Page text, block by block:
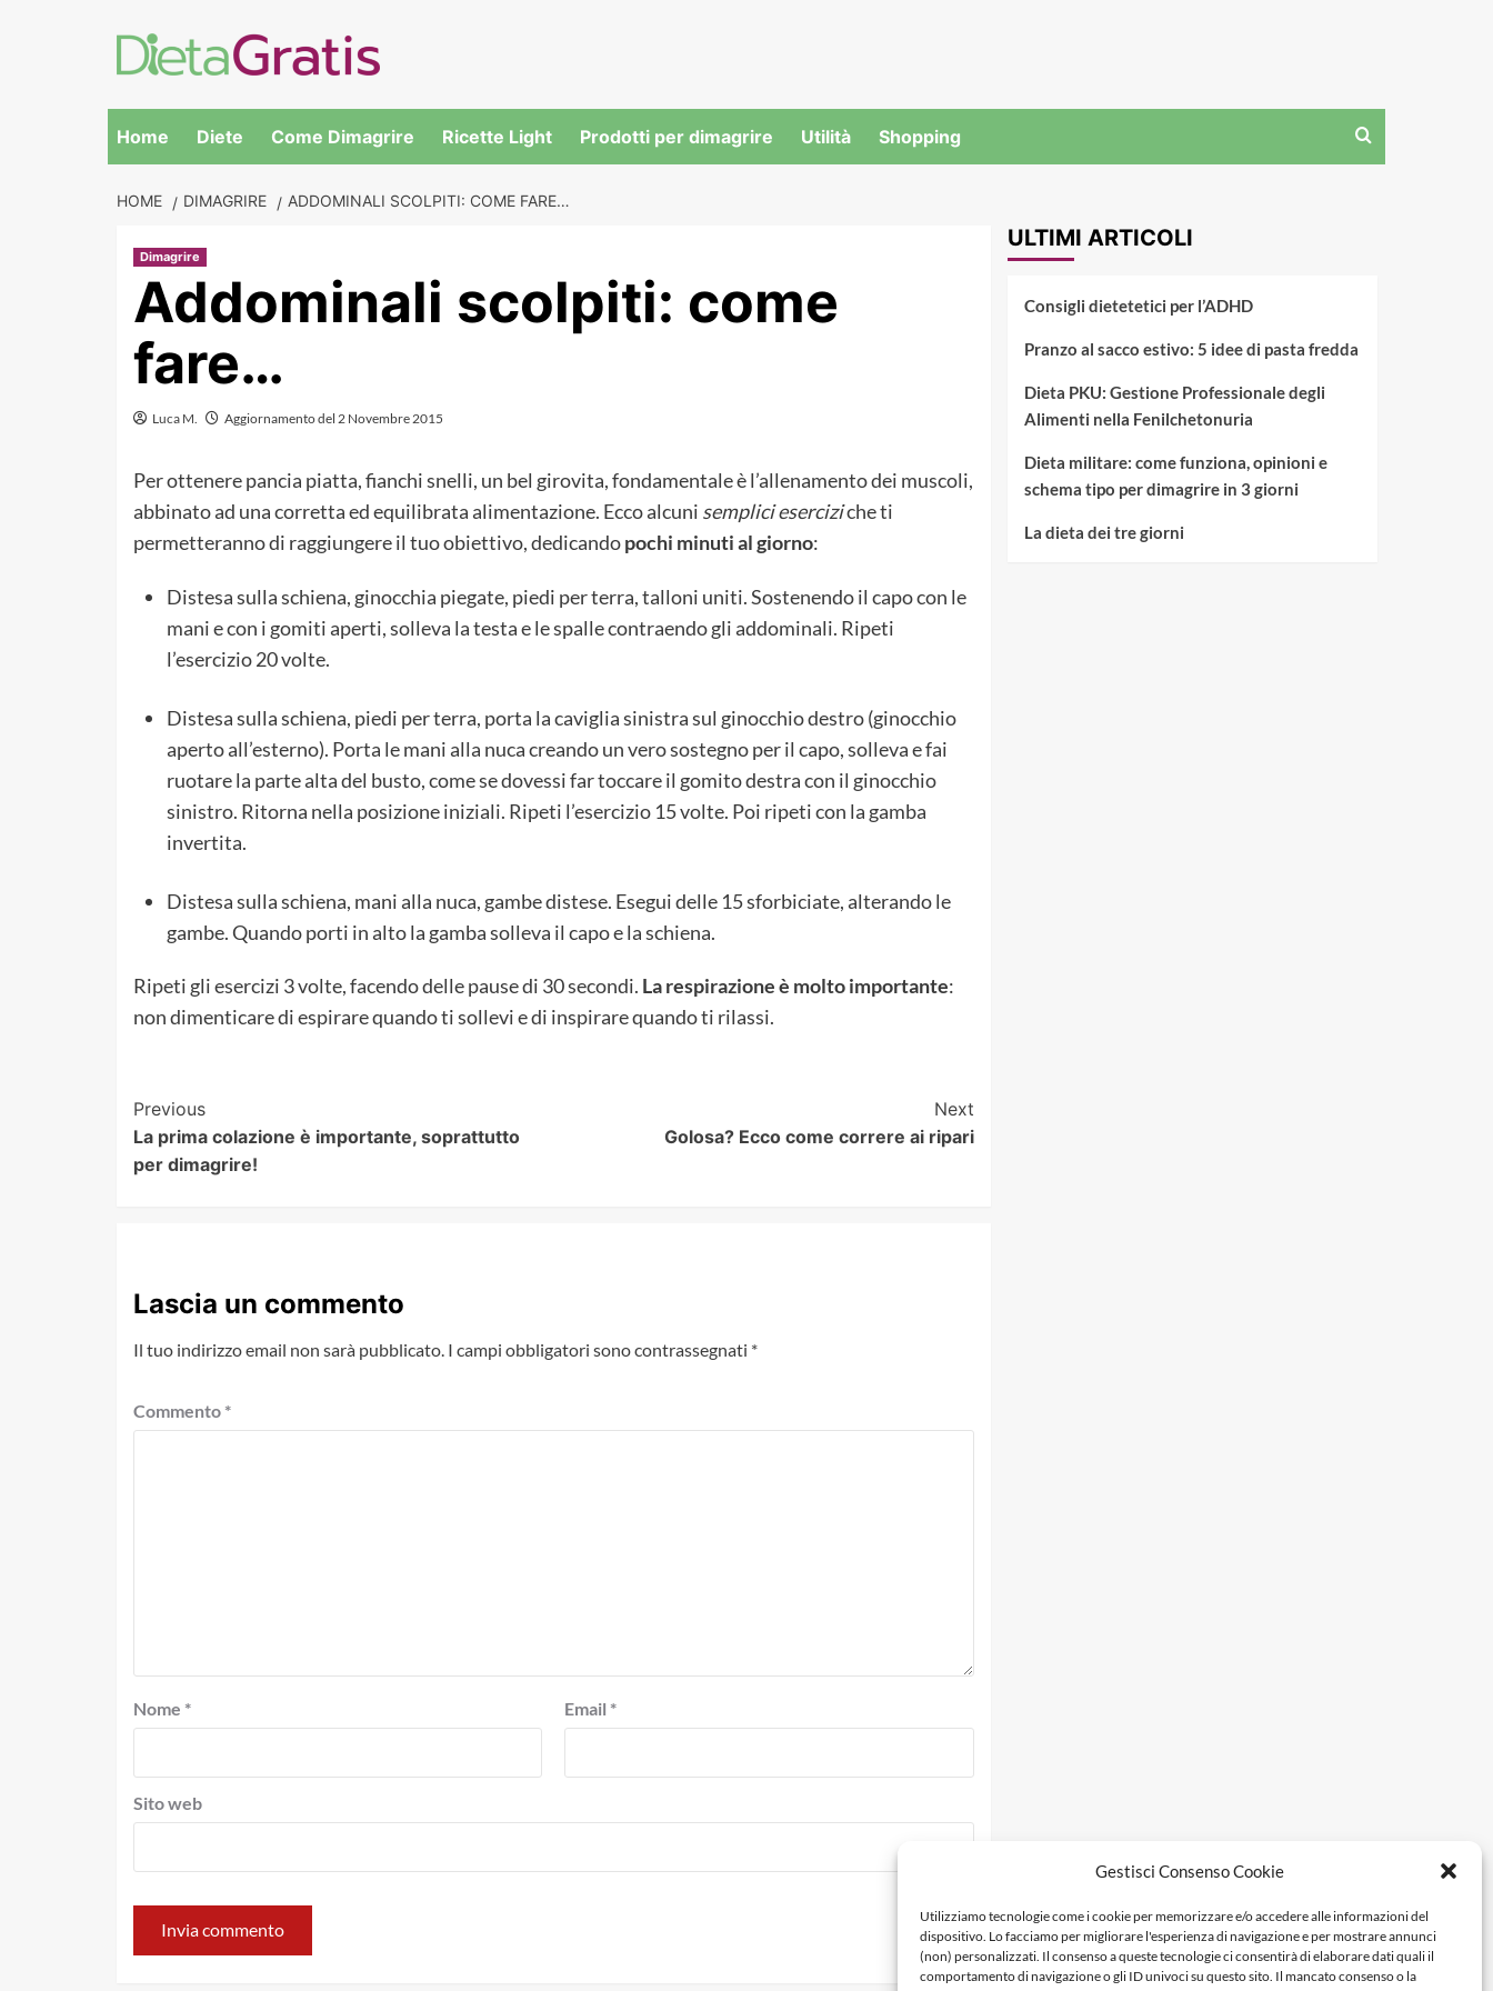
Gestisci Consenso Cookie
Utilizziamo tecnologie come i cookie per memorizzare e/o accedere alle informazioni del
dispositivo. Lo facciamo per migliorare l'esperienza di navigazione e per mostrare annunci
(non) personalizzati. Il consenso a queste tecnologie ci consentirà di elaborare dati quali il
comportamento di navigazione o gli ID univoci su questo sito. Il mancato consenso o la
to
content
Home Diete Come Dimagrire Ricette Light Prodotti per dimagrire Utilità Shopping
HOME DIMAGRIRE ADDOMINALI SCOLPITI: COME FARE…
Dimagrire
Addominali scolpiti: come
fare…
Luca M. Aggiornamento del 2 Novembre 2015
Per ottenere pancia piatta,fianchi snelli, un bel girovita, fondamentale è l’allenamento dei muscoli,
abbinato ad una corretta ed equilibrata alimentazione. Ecco alcuni semplici eserciziche ti
permetteranno di raggiungere il tuo obiettivo, dedicandopochi minuti al giorno:
Distesa sulla schiena, ginocchia piegate, piedi per terra, talloni uniti. Sostenendo il capo con le
mani e con i gomiti aperti, solleva la testa e le spalle contraendo gli addominali. Ripeti
l’esercizio 20 volte.
Distesa sulla schiena, piedi per terra, porta la caviglia sinistra sul ginocchio destro (ginocchio
aperto all’esterno). Porta le mani alla nuca creando un vero sostegno per il capo, solleva e fai
ruotare la parte alta del busto, come se dovessi far toccare il gomito destra con il ginocchio
sinistro. Ritorna nella posizione iniziali. Ripeti l’esercizio 15 volte. Poi ripeti con la gamba
invertita.
Distesa sulla schiena, mani alla nuca, gambe distese. Esegui delle 15 sforbiciate, alterando le
gambe. Quando porti in alto la gamba solleva il capo e la schiena.
Ripeti gli esercizi 3 volte, facendo delle pause di 30 secondi. La respirazione è molto importante:
non dimenticare di espirare quando ti sollevi e di inspirare quando ti rilassi.
Post
Navigation
Previous
La prima colazione è importante, soprattutto
per dimagrire!
Next
Golosa? Ecco come correre ai ripari
Lascia un commento
Il tuo indirizzo email non sarà pubblicato. I campi obbligatori sono contrassegnati *
Commento *
Nome * Email *
Sito web
ULTIMI ARTICOLI
Consigli dietetetici per l’ADHD
Pranzo al sacco estivo: 5 idee di pasta fredda
Dieta PKU: Gestione Professionale degli
Alimenti nella Fenilchetonuria
Dieta militare: come funziona, opinioni e
schema tipo per dimagrire in 3 giorni
La dieta dei tre giorni